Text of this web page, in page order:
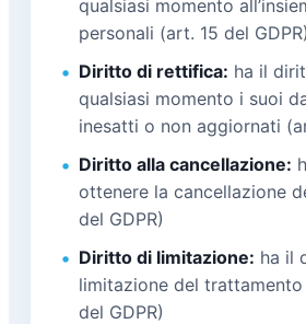
qualsiasi momento
personali (art. 15 del GDPR)
Diritto di rettifica: ha il
qualsiasi momento i suoi
inesatti o non aggiornati
Diritto alla cancellazione:
ottenere la cancellazione
del GDPR)
Diritto di limitazione: ha il
limitazione del
del GDPR)